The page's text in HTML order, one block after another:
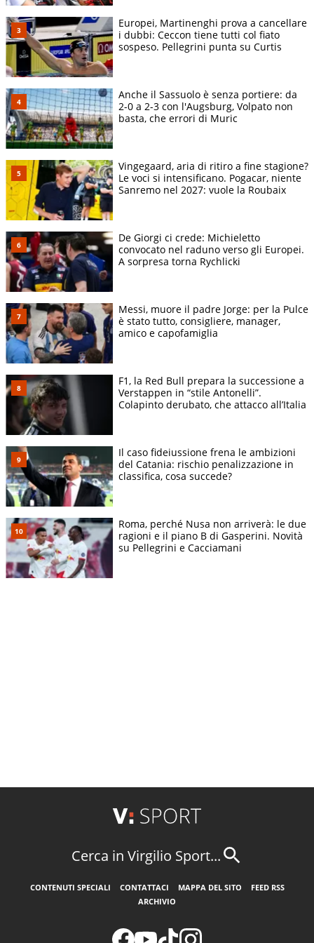
ANSA
Europei, Martinenghi prova a cancellare
i dubbi: Ceccon tiene tutti col fiato
sospeso. Pellegrini punta su Curtis
Anche il Sassuolo è senza portiere: da
2-0 a 2-3 con l'Augsburg, Volpato non
basta, che errori di Muric
Vingegaard, aria di ritiro a fine stagione?
Le voci si intensificano. Pogacar, niente
Sanremo nel 2027: vuole la Roubaix
De Giorgi ci crede: Michieletto
convocato nel raduno verso gli Europei.
A sorpresa torna Rychlicki
Messi, muore il padre Jorge: per la Pulce
è stato tutto, consigliere, manager,
amico e capofamiglia
F1, la Red Bull prepara la successione a
Verstappen in “stile Antonelli”.
Colapinto derubato, che attacco all’Italia
Il caso fideiussione frena le ambizioni
del Catania: rischio penalizzazione in
classifica, cosa succede?
Roma, perché Nusa non arriverà: le due
ragioni e il piano B di Gasperini. Novità
su Pellegrini e Cacciamani
Cerca in Virgilio Sport...
CONTENUTI SPECIALI CONTATTACI MAPPA DEL SITO
FEED RSS
ARCHIVIO